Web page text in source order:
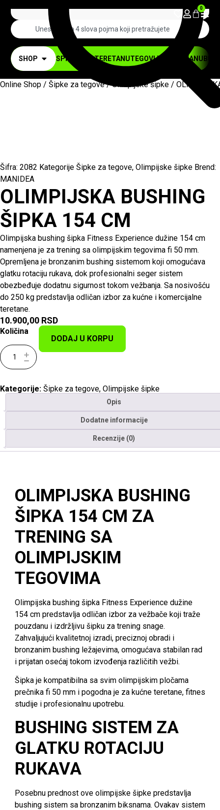
0
SHOP SPRAVE ZA TERETANUTEGOVI ZA TERETANU
Online Shop / Šipke za tegove/Olimpijske šipke /
Šifra: 2082 Kategorije Šipke za tegove, Olimpijske šipke Brend:
MANIDEA
OLIMPIJSKA BUSHING
ŠIPKA 154 CM
Olimpijska bushing šipka Fitness Experience dužine 154 cm
namenjena je za trening sa olimpijskim tegovima fi 50 mm.
Opremljena je bronzanim bushing sistemom koji omogućava
glatku rotaciju rukava, dok profesionalni seger sistem
obezbeđuje dodatnu sigurnost tokom vežbanja. Sa nosivošću
do 250 kg predstavlja odličan izbor za kućne i komercijalne
teretane.
10.900,00 RSD
Količina
DODAJ U KORPU
Kategorije: Šipke za tegove, Olimpijske šipke
Opis
Dodatne informacije
Recenzije (0)
OLIMPIJSKA BUSHING
ŠIPKA 154 CM ZA
TRENING SA
OLIMPIJSKIM
TEGOVIMA
Olimpijska bushing šipka Fitness Experience dužine
154 cm predstavlja odličan izbor za vežbače koji traže
pouzdanu i izdržljivu šipku za trening snage.
Zahvaljujući kvalitetnoj izradi, preciznoj obradi i
bronzanim bushing ležajevima, omogućava stabilan rad
i prijatan osećaj tokom izvođenja različitih vežbi.
Šipka je kompatibilna sa svim olimpijskim pločama
prečnika fi 50 mm i pogodna je za kućne teretane, fitnes
studije i profesionalnu upotrebu.
BUSHING SISTEM ZA
GLATKU ROTACIJU
RUKAVA
Posebnu prednost ove olimpijske šipke predstavlja
bushing sistem sa bronzanim biksnama. Ovakav sistem